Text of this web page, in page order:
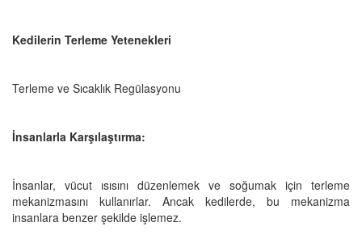
Kedilerin Terleme Yetenekleri
Terleme ve Sıcaklık Regülasyonu
İnsanlarla Karşılaştırma:
İnsanlar, vücut ısısını düzenlemek ve soğumak için terleme
mekanizmasını kullanırlar. Ancak kedilerde, bu mekanizma
insanlara benzer şekilde işlemez.